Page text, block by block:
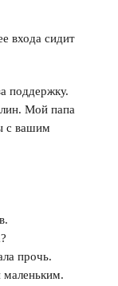
входа сидит
поддержку.
Мой папа
с вашим
прочь.
маленьким.